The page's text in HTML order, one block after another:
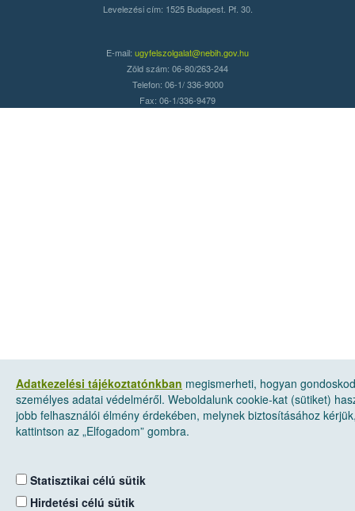
Adatkezelési tájékoztatónkban megismerheti, hogyan
személyes adatai védelméről. Weboldalunk cookie-kat (sütiket)
jobb felhasználói élmény érdekében, melynek biztosításához
kattintson az „Elfogadom” gombra.
Statisztikai célú sütik
Hirdetési célú sütik
Levelezési cím: 1525 Budapest. Pf. 30.
E-mail: ugyfelszolgalat@nebih.gov.hu
Zöld szám: 06-80/263-244
Telefon: 06-1/ 336-9000
Fax: 06-1/336-9479